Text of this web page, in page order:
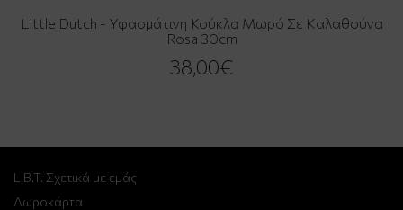
Little Dutch - Υφασμάτινη Κούκλα Μωρό Σε Καλαθούνα
Rosa 30cm
38,00€
L.B.T. Σχετικά με εμάς
Δωροκάρτα